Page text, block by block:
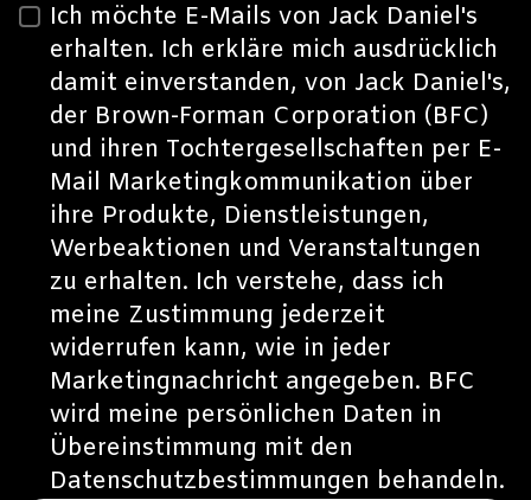
Ich möchte E-Mails von Jack Daniel's
erhalten. Ich erkläre mich ausdrücklich
damit einverstanden, von Jack Daniel's,
der Brown-Forman Corporation (BFC)
und ihren Tochtergesellschaften per E-
Mail Marketingkommunikation über
ihre Produkte, Dienstleistungen,
Werbeaktionen und Veranstaltungen
zu erhalten. Ich verstehe, dass ich
meine Zustimmung jederzeit
widerrufen kann, wie in jeder
Marketingnachricht angegeben. BFC
wird meine persönlichen Daten in
Übereinstimmung mit den
Datenschutzbestimmungen behandeln.